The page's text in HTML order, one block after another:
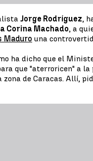
Jorge Rodríguez,
Corina Machado, a
Maduro una
ha dicho que el
que "aterroricen" a
de Caracas. Allí,